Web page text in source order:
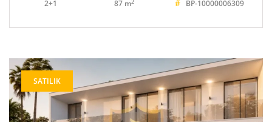
2+1 87 m # BP-10000006309
SATILIK